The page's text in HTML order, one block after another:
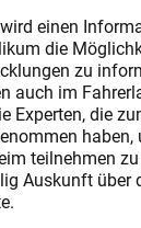
einen
die
zu
auch im
Experten, die
haben,
teilnehmen
Auskunft über